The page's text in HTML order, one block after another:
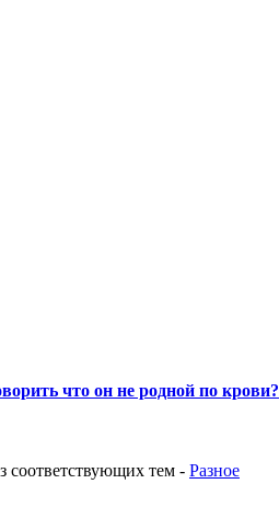
что он не родной по крови?
соответствующих тем - Разное